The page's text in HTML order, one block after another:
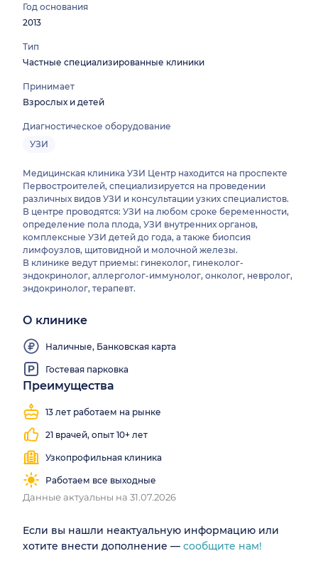
Год основания
2013
Тип
Частные специализированные клиники
Принимает
Взрослых и детей
Диагностическое оборудование
УЗИ
Медицинская клиника УЗИ Центр находится на проспекте
Первостроителей, специализируется на проведении
различных видов УЗИ и консультации узких специалистов.
В центре проводятся: УЗИ на любом сроке беременности,
определение пола плода, УЗИ внутренних органов,
комплексные УЗИ детей до года, а также биопсия
лимфоузлов, щитовидной и молочной железы.
В клинике ведут приемы: гинеколог, гинеколог-
эндокринолог, аллерголог-иммунолог, онколог, невролог,
эндокринолог, терапевт.
О клинике
Наличные, Банковская карта
Гостевая парковка
Преимущества
13 лет работаем на рынке
21 врачей, опыт 10+ лет
Узкопрофильная клиника
Работаем все выходные
Данные актуальны на 31.07.2026
Если вы нашли неактуальную информацию или
хотите внести дополнение — сообщите нам!